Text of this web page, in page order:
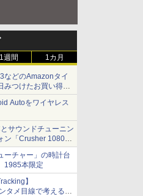
1週間 1カ月
などのAmazonタイ
みつけたお買い得
Autoをワイヤレス
サウンドチューニン
ン「Crusher 1080
ーチャー」の時計台
1985本限定
】
タメ目線で考える、